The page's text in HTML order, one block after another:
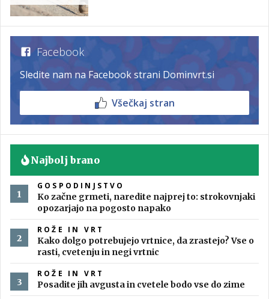
Facebook
Sledite nam na Facebook strani Dominvrt.si
Všečkaj stran
Najbolj brano
GOSPODINJSTVO
Ko začne grmeti, naredite najprej to: strokovnjaki
opozarjajo na pogosto napako
ROŽE IN VRT
Kako dolgo potrebujejo vrtnice, da zrastejo? Vse o
rasti, cvetenju in negi vrtnic
ROŽE IN VRT
Posadite jih avgusta in cvetele bodo vse do zime